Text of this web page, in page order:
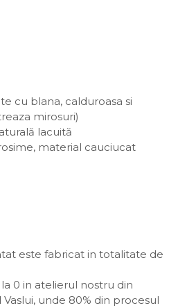
cu blana, calduroasa si
mirosuri)
lacuită
material cauciucat
este fabricat in totalitate de
0 in atelierul nostru din
unde 80% din procesul